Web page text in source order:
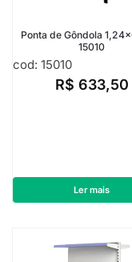
Ponta de Gôndola
15010
cod: 15010
R$ 633,50
Ler mais